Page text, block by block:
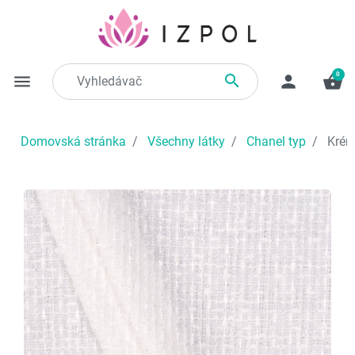
menu  person shopping_basket
0
Domovská stránka Všechny látky Chanel typ